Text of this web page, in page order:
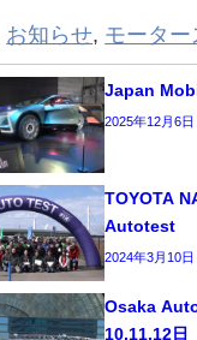
お知らせ, モータ
Japan
2025年12月6日
TOYOTA
Autotest
2024年3月10日
Osaka
10,11,12日